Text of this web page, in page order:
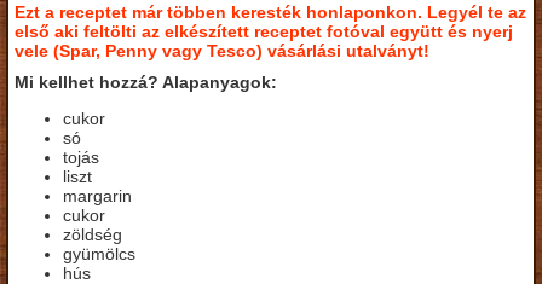
Ezt a receptet már többen keresték honlaponkon. Legyél te az
első aki feltölti az elkészített receptet fotóval együtt és nyerj
vele (Spar, Penny vagy Tesco) vásárlási utalványt!
Mi kellhet hozzá? Alapanyagok:
cukor
só
tojás
liszt
margarin
cukor
zöldség
gyümölcs
hús